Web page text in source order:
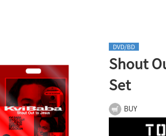
DVD/BD
Shout
Set
BUY